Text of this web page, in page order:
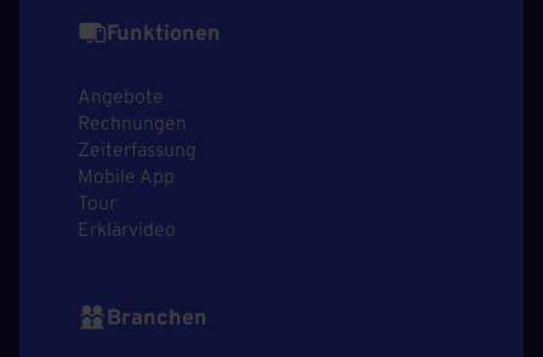
Funktionen
Angebote
Rechnungen
Zeiterfassung
Mobile App
Tour
Erklärvideo
Branchen